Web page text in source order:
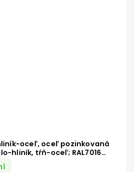
oceľ, oceľ pozinkovaná
hliník, tŕň-oceľ; RAL7016